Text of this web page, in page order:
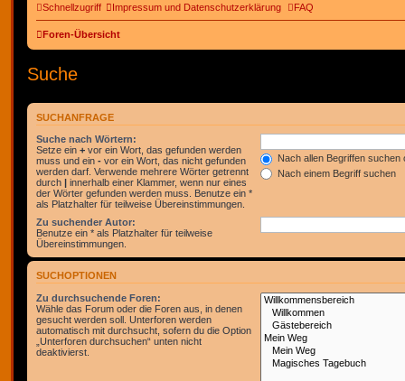
Schnellzugriff Impressum und Datenschutzerklärung FAQ
Foren-Übersicht
Suche
SUCHANFRAGE
Suche nach Wörtern:
Setze ein + vor ein Wort, das gefunden werden
muss und ein - vor ein Wort, das nicht gefunden
werden darf. Verwende mehrere Wörter getrennt
durch | innerhalb einer Klammer, wenn nur eines
der Wörter gefunden werden muss. Benutze ein *
als Platzhalter für teilweise Übereinstimmungen.
Nach allen Begriffen
Nach einem Begriff suchen
Zu suchender Autor:
Benutze ein * als Platzhalter für teilweise
Übereinstimmungen.
SUCHOPTIONEN
Zu durchsuchende Foren:
Wähle das Forum oder die Foren aus, in denen
gesucht werden soll. Unterforen werden
automatisch mit durchsucht, sofern du die Option
„Unterforen durchsuchen“ unten nicht
deaktivierst.